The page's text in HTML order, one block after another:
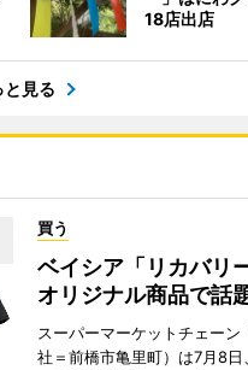
18店出店
と見る
買う
ベイシア「リカバリ
オリジナル商品で話
スーパーマーケットチェーン
社＝前橋市亀里町）は7月8日